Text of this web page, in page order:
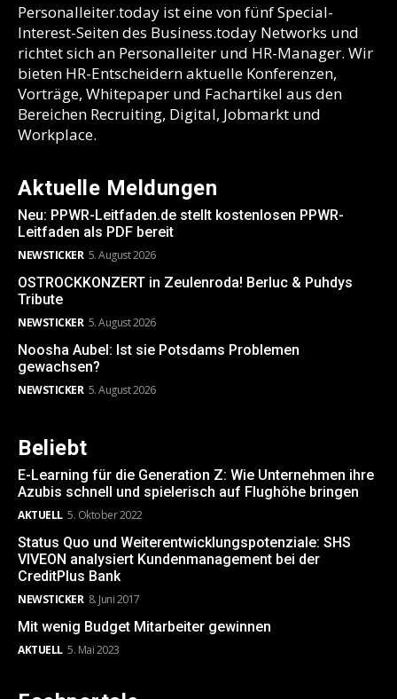
Personalleiter.today ist eine von fünf Special-
Interest-Seiten des Business.today Networks und
richtet sich an Personalleiter und HR-Manager. Wir
bieten HR-Entscheidern aktuelle Konferenzen,
Vorträge, Whitepaper und Fachartikel aus den
Bereichen Recruiting, Digital, Jobmarkt und
Workplace.
Aktuelle Meldungen
Neu: PPWR-Leitfaden.de stellt kostenlosen PPWR-
Leitfaden als PDF bereit
NEWSTICKER 5. August 2026
OSTROCKKONZERT in Zeulenroda! Berluc & Puhdys
Tribute
NEWSTICKER 5. August 2026
Noosha Aubel: Ist sie Potsdams Problemen
gewachsen?
NEWSTICKER 5. August 2026
Beliebt
E-Learning für die Generation Z: Wie Unternehmen ihre
Azubis schnell und spielerisch auf Flughöhe bringen
AKTUELL 5. Oktober 2022
Status Quo und Weiterentwicklungspotenziale: SHS
VIVEON analysiert Kundenmanagement bei der
CreditPlus Bank
NEWSTICKER 8. Juni 2017
Mit wenig Budget Mitarbeiter gewinnen
AKTUELL 5. Mai 2023